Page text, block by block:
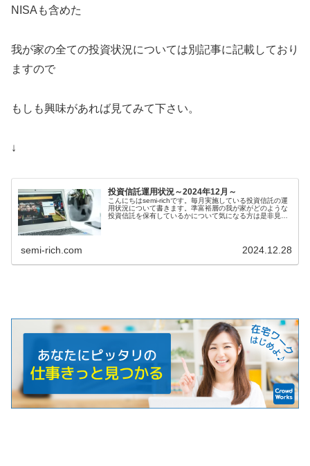
NISAも含めた
我が家の全ての投資状況については別記事に記載しており
ますので
もしも興味があれば見てみて下さい。
↓
投資信託運用状況～2024年12月～
こんにちはsemi-richです。毎月実施している投資信託の運
用状況について書きます。準富裕層の我が家がどのような
投資信託を保有しているかについて気になる方は是非見て
semi-rich.com 2024.12.28